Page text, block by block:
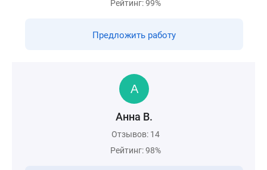
Рейтинг: 99%
Предложить работу
Анна В.
Отзывов: 14
Рейтинг: 98%